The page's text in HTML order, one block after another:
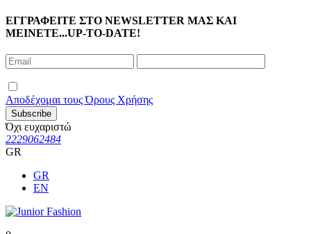
ΕΓΓΡΑΦΕΙΤΕ ΣΤΟ NEWSLETTER ΜΑΣ ΚΑΙ
ΜΕΙΝΕΤΕ...UP-TO-DATE!
Αποδέχομαι τους Όρους Χρήσης
Subscribe
Όχι ευχαριστώ
2229062484
GR
GR
EN